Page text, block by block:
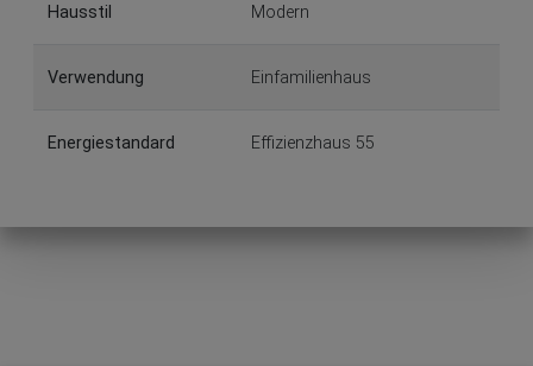
Hausstil Modern
Verwendung Einfamilienhaus
Energiestandard Effizienzhaus 55